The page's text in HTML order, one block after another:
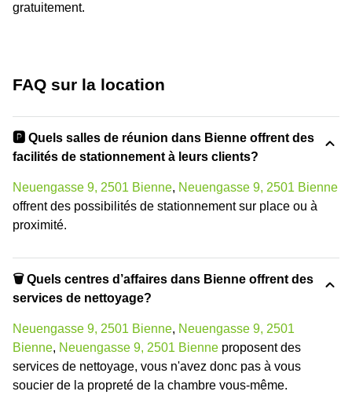
gratuitement.
FAQ sur la location
🅿️ Quels salles de réunion dans Bienne offrent des
facilités de stationnement à leurs clients?
Neuengasse 9, 2501 Bienne, Neuengasse 9, 2501 Bienne
offrent des possibilités de stationnement sur place ou à
proximité.
🗑 Quels centres d’affaires dans Bienne offrent des
services de nettoyage?
Neuengasse 9, 2501 Bienne, Neuengasse 9, 2501
Bienne, Neuengasse 9, 2501 Bienne proposent des
services de nettoyage, vous n'avez donc pas à vous
soucier de la propreté de la chambre vous-même.